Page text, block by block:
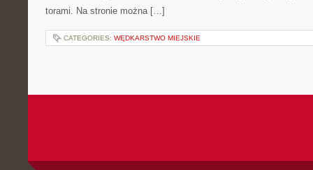
torami. Na stronie można […]
CATEGORIES: WĘDKARSTWO MIEJSKIE